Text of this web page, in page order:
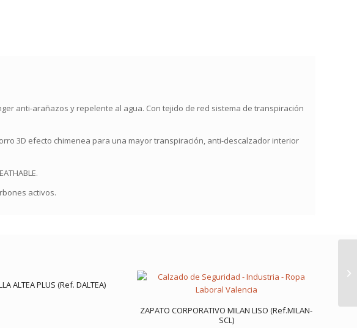
anti-arañazos y repelente al agua. Con tejido de red sistema de transpiración
3D efecto chimenea para una mayor transpiración, anti-descalzador interior
activos.
ALTEA PLUS (Ref. DALTEA)
ZAPATO CORPORATIVO MILAN LISO (Ref.MILAN-
SCL)